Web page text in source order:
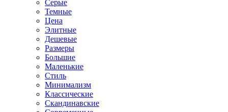
Серые
Темные
Цена
Элитные
Дешевые
Размеры
Большие
Маленькие
Стиль
Минимализм
Классические
Скандинавские